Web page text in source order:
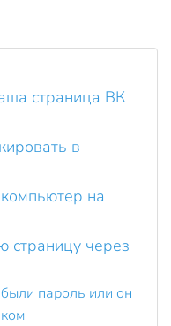
страница ВК
в
на
страницу через
пароль или он